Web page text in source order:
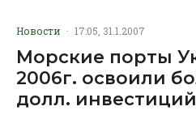
Новости · 17:05, 31.1.2007
Морские порты
2006г. освоили
долл.